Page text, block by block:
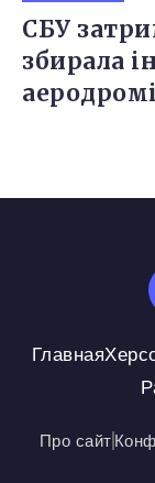
СБУ
збирала
Главная
Про сайт